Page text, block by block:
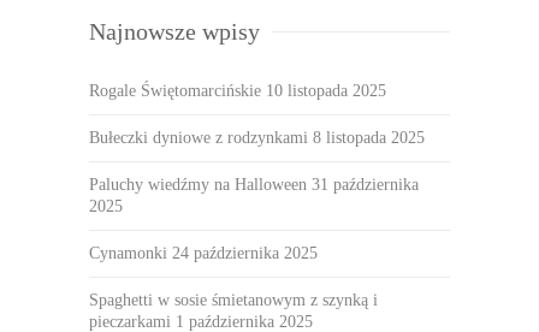
Najnowsze wpisy
Rogale Świętomarcińskie 10 listopada 2025
Bułeczki dyniowe z rodzynkami 8 listopada 2025
Paluchy wiedźmy na Halloween 31 października
2025
Cynamonki 24 października 2025
Spaghetti w sosie śmietanowym z szynką i
pieczarkami 1 października 2025